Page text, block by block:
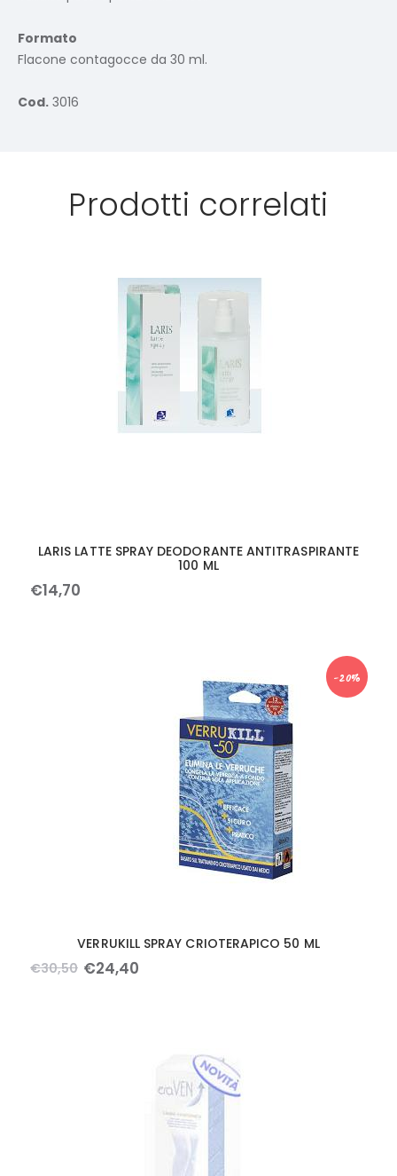
Formato
Flacone contagocce da 30 ml.
Cod. 3016
Prodotti correlati
LARIS LATTE SPRAY DEODORANTE ANTITRASPIRANTE
100 ML
€14,70
-20%
VERRUKILL SPRAY CRIOTERAPICO 50 ML
€30,50 €24,40